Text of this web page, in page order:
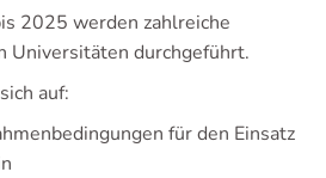
2025 werden zahlreiche
Universitäten durchgeführt.
auf:
für den Einsatz